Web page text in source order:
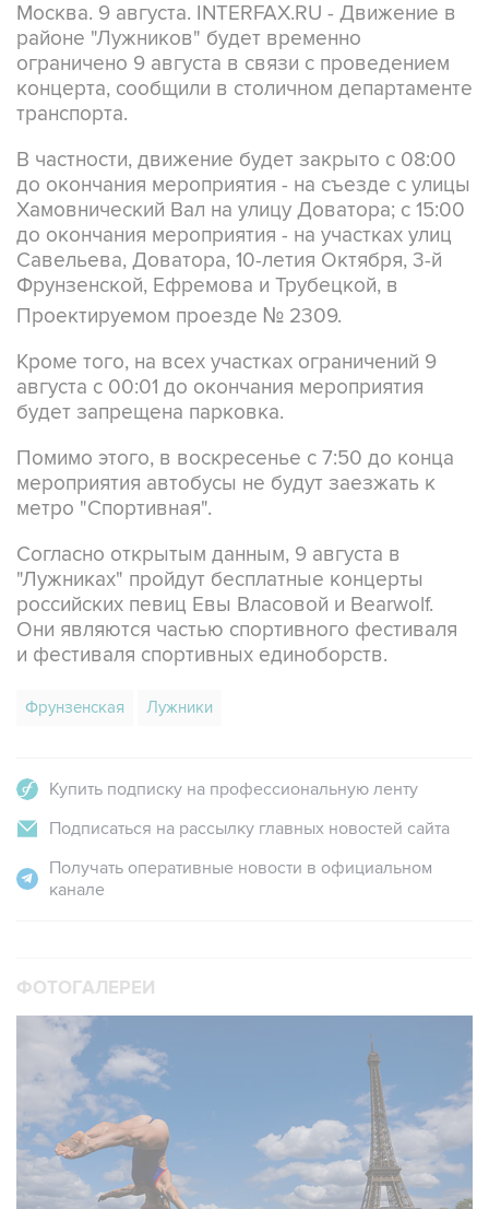
Москва. 9 августа. INTERFAX.RU - Движение в
районе "Лужников" будет временно
ограничено 9 августа в связи с проведением
концерта, сообщили в столичном департаменте
транспорта.
В частности, движение будет закрыто с 08:00
до окончания мероприятия - на съезде с улицы
Хамовнический Вал на улицу Доватора; с 15:00
до окончания мероприятия - на участках улиц
Савельева, Доватора, 10-летия Октября, 3-й
Фрунзенской, Ефремова и Трубецкой, в
Проектируемом проезде № 2309.
Кроме того, на всех участках ограничений 9
августа с 00:01 до окончания мероприятия
будет запрещена парковка.
Помимо этого, в воскресенье с 7:50 до конца
мероприятия автобусы не будут заезжать к
метро "Спортивная".
Согласно открытым данным, 9 августа в
"Лужниках" пройдут бесплатные концерты
российских певиц Евы Власовой и Bearwolf.
Они являются частью спортивного фестиваля
и фестиваля спортивных единоборств.
Фрунзенская Лужники
Купить подписку на профессиональную ленту
Подписаться на рассылку главных новостей сайта
Получать оперативные новости в официальном
канале
ФОТОГАЛЕРЕИ